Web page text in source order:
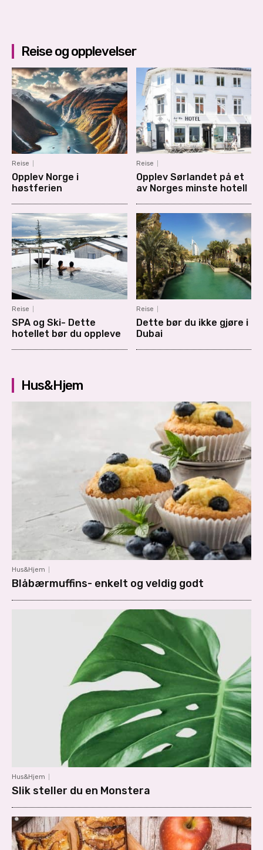
Reise og opplevelser
Reise
Opplev Norge i
høstferien
Reise
Opplev Sørlandet på et
av Norges minste hotell
Reise
SPA og Ski- Dette
hotellet bør du oppleve
Reise
Dette bør du ikke gjøre i
Dubai
Hus&Hjem
Hus&Hjem
Blåbærmuffins- enkelt og veldig godt
Hus&Hjem
Slik steller du en Monstera